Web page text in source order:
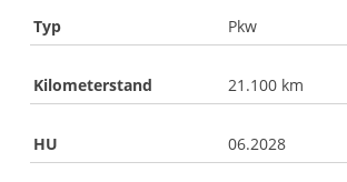
Typ Pkw
Kilometerstand 21.100 km
HU 06.2028